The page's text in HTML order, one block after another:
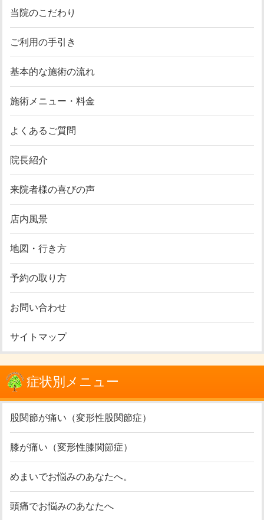
当院のこだわり
ご利用の手引き
基本的な施術の流れ
施術メニュー・料金
よくあるご質問
院長紹介
来院者様の喜びの声
店内風景
地図・行き方
予約の取り方
お問い合わせ
サイトマップ
症状別メニュー
股関節が痛い（変形性股関節症）
膝が痛い（変形性膝関節症）
めまいでお悩みのあなたへ。
頭痛でお悩みのあなたへ